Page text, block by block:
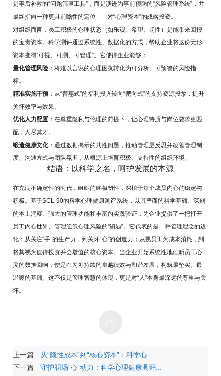
是事后补救的“问题筛查工具”，而是演进为事前预防的“风险管理系统”，并
最终指向一种更具前瞻性的定位——对“心理资本”的战略投资。
对组织而言，员工积极的心理状态（如乐观、希望、韧性）是能带来回报
的宝贵资本。科学测评通过系统性、数据化的方式，帮助企业将这份无形
资本变得“可视、可测、可管理”。它使得企业能够：
量化管理风险 ：将难以言说的心理困扰转化为可分析、可预警的风险指
标。
精准实施干预 ：从“普惠式”的福利投入转向“靶向式”的支持资源投放，提升
关怀效率与效果。
优化人力配置 ：在尊重隐私与伦理的前提下，让心理特质与岗位要求更匹
配，人尽其才。
锻造健康文化：通过数据揭示的共性问题，推动管理层反思并改善管理制
度、沟通方式与团队氛围，从根源上培育积极、支持性的组织环境。
结语：以科学之名，呵护发展的本源
在充满不确定性的时代，组织的终极韧性，深植于每个成员内心的稳定与
积极。基于SCL-90的科学心理健康测评系统，以其严谨的科学基础、深刻
的本土洞察、强大的管理功能和丰富的实践验证，为企业提供了一把打开
员工内心世界、管理组织心理风险的“钥匙”。它代表的是一种管理理念的进
化：从关注“手”的生产力，到关怀“心”的创造力；从视员工为成本消耗，到
将其视为值得投资并会增值的核心资本。当企业开始系统性地倾听员工心
灵的数据回响，便是在为可持续的卓越绩效与和谐发展，构筑最坚实、最
温暖的基础。这不仅是管理智慧的体现，更是对“人”本身最深远的尊重与关
怀。
上一篇： 从“隐性成本”到“核心资本”：科学心...
下一篇：守护职场“心”动力：科学心理健康测评...